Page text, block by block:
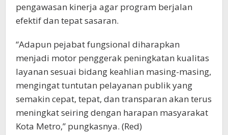
pengawasan kinerja agar program berjalan
efektif dan tepat sasaran.
“Adapun pejabat fungsional diharapkan
menjadi motor penggerak peningkatan kualitas
layanan sesuai bidang keahlian masing-masing,
mengingat tuntutan pelayanan publik yang
semakin cepat, tepat, dan transparan akan terus
meningkat seiring dengan harapan masyarakat
Kota Metro,” pungkasnya. (Red)